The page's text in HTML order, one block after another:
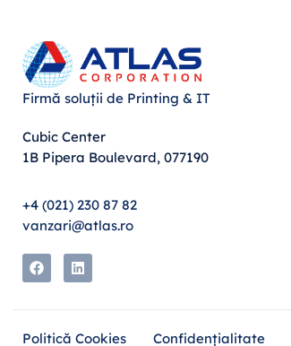
Firmă soluții de Printing & IT
Cubic Center
1B Pipera Boulevard, 077190
+4 (021) 230 87 82
vanzari@atlas.ro
Politică Cookies Confidențialitate